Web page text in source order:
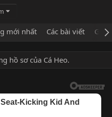
mới nhất Các bài viết Giới
hồ sơ của Cá Heo.